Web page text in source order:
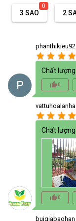
3 SAO
0
2
P
phanthikieu92
star star star star
Chất
thumb_up_alt0
star star star star
Chất
thumb_up_alt0
buigiabaohan